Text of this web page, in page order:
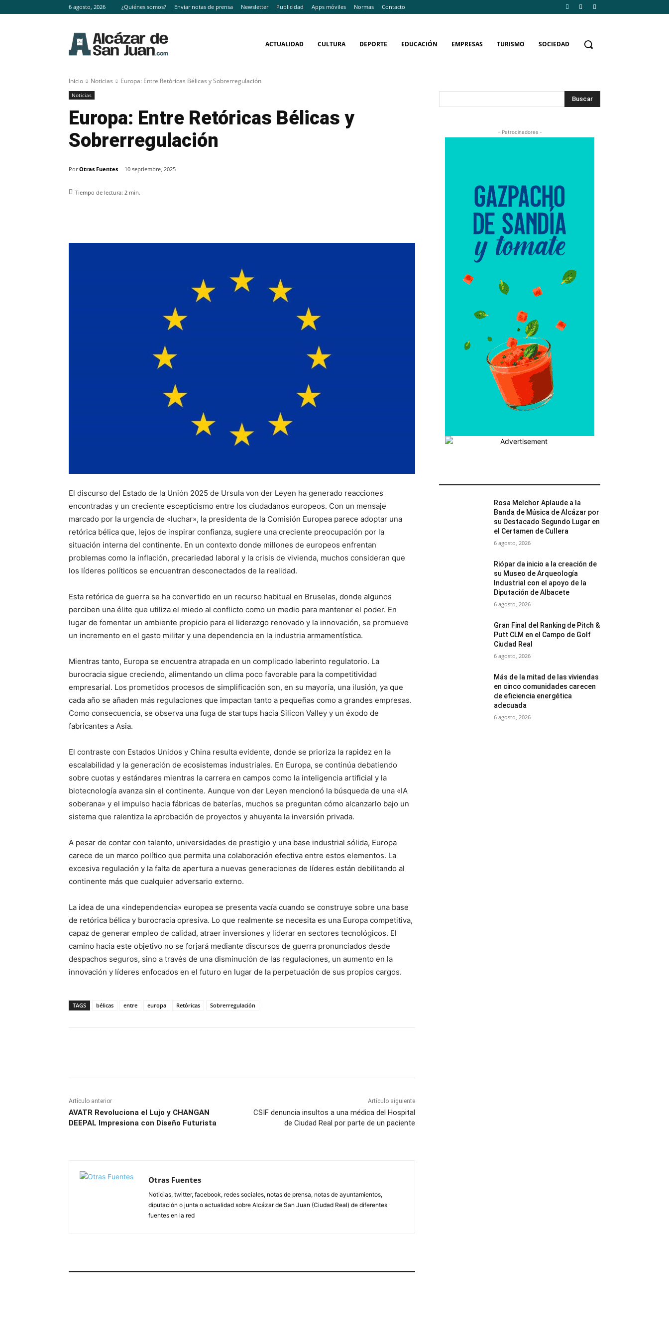
6 agosto, 2026 ¿Quiénes somos? Enviar notas de prensa Newsletter Publicidad Apps móviles Normas Contacto
ACTUALIDAD CULTURA DEPORTE EDUCACIÓN EMPRESAS TURISMO SOCIEDAD
Inicio Noticias Europa: Entre Retóricas Bélicas y Sobrerregulación
Noticias
Europa: Entre Retóricas Bélicas y
Sobrerregulación
Por Otras Fuentes 10 septiembre, 2025
Tiempo de lectura: 2 min.
El discurso del Estado de la Unión 2025 de Ursula von der Leyen ha generado reacciones
encontradas y un creciente escepticismo entre los ciudadanos europeos. Con un mensaje
marcado por la urgencia de «luchar», la presidenta de la Comisión Europea parece adoptar una
retórica bélica que, lejos de inspirar confianza, sugiere una creciente preocupación por la
situación interna del continente. En un contexto donde millones de europeos enfrentan
problemas como la inflación, precariedad laboral y la crisis de vivienda, muchos consideran que
los líderes políticos se encuentran desconectados de la realidad.
Esta retórica de guerra se ha convertido en un recurso habitual en Bruselas, donde algunos
perciben una élite que utiliza el miedo al conflicto como un medio para mantener el poder. En
lugar de fomentar un ambiente propicio para el liderazgo renovado y la innovación, se promueve
un incremento en el gasto militar y una dependencia en la industria armamentística.
Mientras tanto, Europa se encuentra atrapada en un complicado laberinto regulatorio. La
burocracia sigue creciendo, alimentando un clima poco favorable para la competitividad
empresarial. Los prometidos procesos de simplificación son, en su mayoría, una ilusión, ya que
cada año se añaden más regulaciones que impactan tanto a pequeñas como a grandes empresas.
Como consecuencia, se observa una fuga de startups hacia Silicon Valley y un éxodo de
fabricantes a Asia.
El contraste con Estados Unidos y China resulta evidente, donde se prioriza la rapidez en la
escalabilidad y la generación de ecosistemas industriales. En Europa, se continúa debatiendo
sobre cuotas y estándares mientras la carrera en campos como la inteligencia artificial y la
biotecnología avanza sin el continente. Aunque von der Leyen mencionó la búsqueda de una «IA
soberana» y el impulso hacia fábricas de baterías, muchos se preguntan cómo alcanzarlo bajo un
sistema que ralentiza la aprobación de proyectos y ahuyenta la inversión privada.
A pesar de contar con talento, universidades de prestigio y una base industrial sólida, Europa
carece de un marco político que permita una colaboración efectiva entre estos elementos. La
excesiva regulación y la falta de apertura a nuevas generaciones de líderes están debilitando al
continente más que cualquier adversario externo.
La idea de una «independencia» europea se presenta vacía cuando se construye sobre una base
de retórica bélica y burocracia opresiva. Lo que realmente se necesita es una Europa competitiva,
capaz de generar empleo de calidad, atraer inversiones y liderar en sectores tecnológicos. El
camino hacia este objetivo no se forjará mediante discursos de guerra pronunciados desde
despachos seguros, sino a través de una disminución de las regulaciones, un aumento en la
innovación y líderes enfocados en el futuro en lugar de la perpetuación de sus propios cargos.
TAGS bélicas entre europa Retóricas Sobrerregulación
Artículo anterior
AVATR Revoluciona el Lujo y CHANGAN
DEEPAL Impresiona con Diseño Futurista
Artículo siguiente
CSIF denuncia insultos a una médica del Hospital
de Ciudad Real por parte de un paciente
Otras Fuentes
Noticias, twitter, facebook, redes sociales, notas de prensa, notas de ayuntamientos,
diputación o junta o actualidad sobre Alcázar de San Juan (Ciudad Real) de diferentes
fuentes en la red
Buscar
- Patrocinadores -
Rosa Melchor Aplaude a la
Banda de Música de Alcázar por
su Destacado Segundo Lugar en
el Certamen de Cullera
6 agosto, 2026
Riópar da inicio a la creación de
su Museo de Arqueología
Industrial con el apoyo de la
Diputación de Albacete
6 agosto, 2026
Gran Final del Ranking de Pitch &
Putt CLM en el Campo de Golf
Ciudad Real
6 agosto, 2026
Más de la mitad de las viviendas
en cinco comunidades carecen
de eficiencia energética
adecuada
6 agosto, 2026